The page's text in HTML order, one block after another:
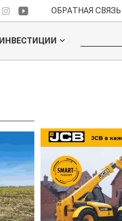
ОБРАТНАЯ СВЯЗЬ
ИНВЕСТИЦИИ